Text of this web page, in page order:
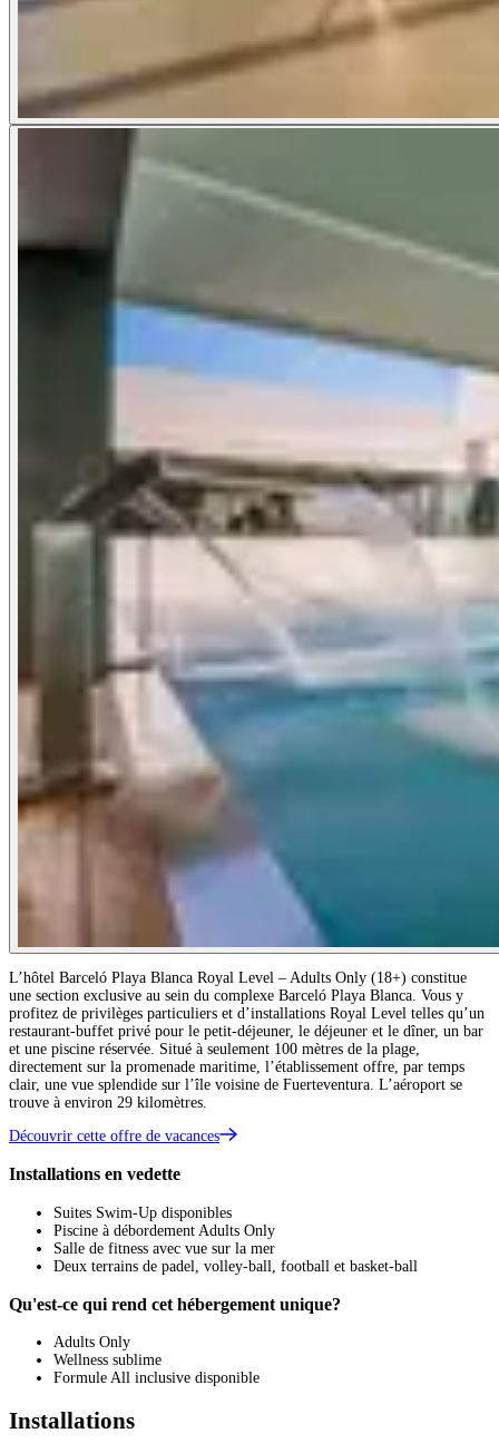
L’hôtel Barceló Playa Blanca Royal Level – Adults Only (18+) constitue
une section exclusive au sein du complexe Barceló Playa Blanca. Vous y
profitez de privilèges particuliers et d’installations Royal Level telles qu’un
restaurant-buffet privé pour le petit-déjeuner, le déjeuner et le dîner, un bar
et une piscine réservée. Situé à seulement 100 mètres de la plage,
directement sur la promenade maritime, l’établissement offre, par temps
clair, une vue splendide sur l’île voisine de Fuerteventura. L’aéroport se
trouve à environ 29 kilomètres.
Découvrir cette offre de vacances
Installations en vedette
Suites Swim-Up disponibles
Piscine à débordement Adults Only
Salle de fitness avec vue sur la mer
Deux terrains de padel, volley-ball, football et basket-ball
Qu'est-ce qui rend cet hébergement unique?
Adults Only
Wellness sublime
Formule All inclusive disponible
Installations